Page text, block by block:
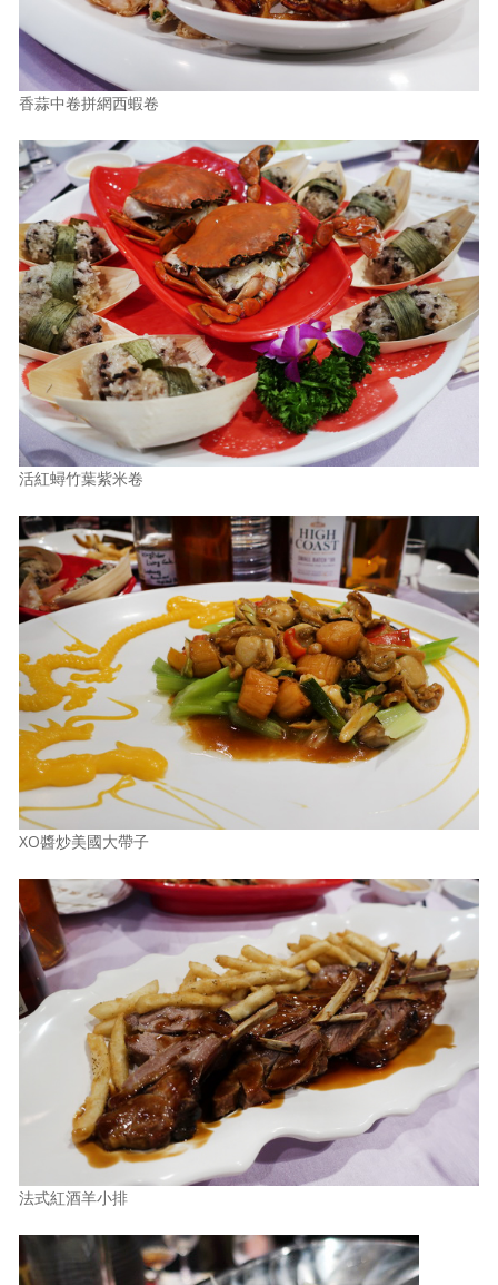
香蒜中卷拼網西蝦卷
活紅蟳竹葉紫米卷
XO醬炒美國大帶子
法式紅酒羊小排